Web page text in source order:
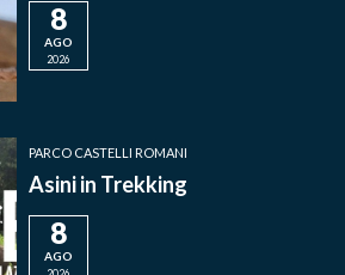
8
AGO
2026
PARCO CASTELLI ROMANI
Asini in Trekking
8
AGO